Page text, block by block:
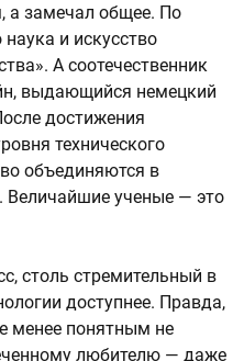
а замечал общее. По
и искусство
А соотечественник
выдающийся немецкий
достижения
технического
объединяются в
Величайшие ученые — это
столь стремительный в
доступнее. Правда,
менее понятным не
любителю — даже